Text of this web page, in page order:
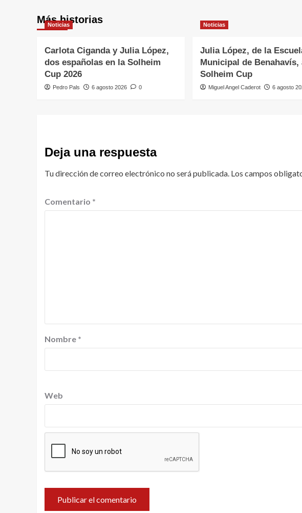
Más historias
Noticias
Carlota Ciganda y Julia López,
dos españolas en la Solheim
Cup 2026
Pedro Pals 6 agosto 2026 0
Noticias
Julia López, de la
Municipal de Benahavís,
Solheim Cup
Miguel Angel Caderot 6 agosto
Deja una respuesta
Tu dirección de correo electrónico no será publicada. Los campos
Comentario *
Nombre *
Web